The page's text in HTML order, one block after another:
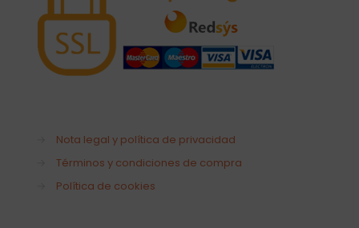
Nota legal y política de privacidad
Términos y condiciones de compra
Política de cookies